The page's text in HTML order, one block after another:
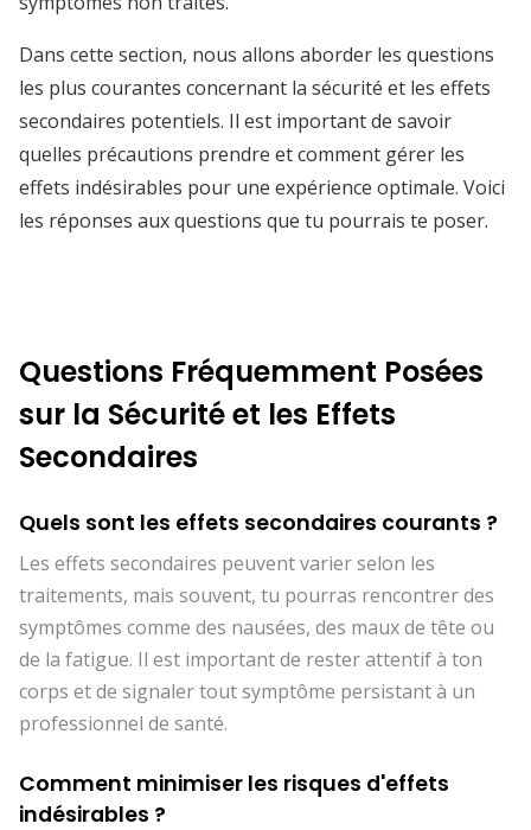
Dans cette section, nous allons aborder les questions
les plus courantes concernant la sécurité et les effets
secondaires potentiels. Il est important de savoir
quelles précautions prendre et comment gérer les
effets indésirables pour une expérience optimale. Voici
les réponses aux questions que tu pourrais te poser.
Questions Fréquemment Posées
sur la Sécurité et les Effets
Secondaires
Quels sont les effets secondaires courants ?
Les effets secondaires peuvent varier selon les
traitements, mais souvent, tu pourras rencontrer des
symptômes comme des nausées, des maux de tête ou
de la fatigue. Il est important de rester attentif à ton
corps et de signaler tout symptôme persistant à un
professionnel de santé.
Comment minimiser les risques d'effets
indésirables ?